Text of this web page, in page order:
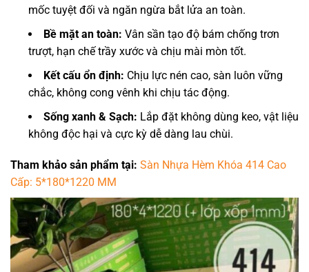
mốc tuyệt đối và ngăn ngừa bắt lửa an toàn.
Bề mặt an toàn: Vân sần tạo độ bám chống trơn
trượt, hạn chế trầy xước và chịu mài mòn tốt.
Kết cấu ổn định: Chịu lực nén cao, sàn luôn vững
chắc, không cong vênh khi chịu tác động.
Sống xanh & Sạch: Lắp đặt không dùng keo, vật liệu
không độc hại và cực kỳ dễ dàng lau chùi.
Tham khảo sản phẩm tại: Sàn Nhựa Hèm Khóa 414 Cao
Cấp: 5*180*1220 MM